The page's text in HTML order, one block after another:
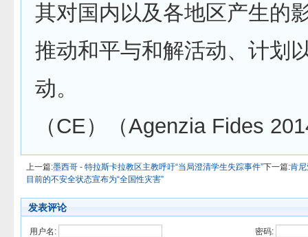
其对国内以及各地区产生的
推动和平与和解活动、计划
动。
（CE）（Agenzia Fides
上一篇:墨西哥 - 特拉斯卡拉教区主教呼吁“当局澄清学生失踪事件”下一篇:肯
目前的不安全状态宣布为“全国性灾害”
发表评论
用户名:
密码: